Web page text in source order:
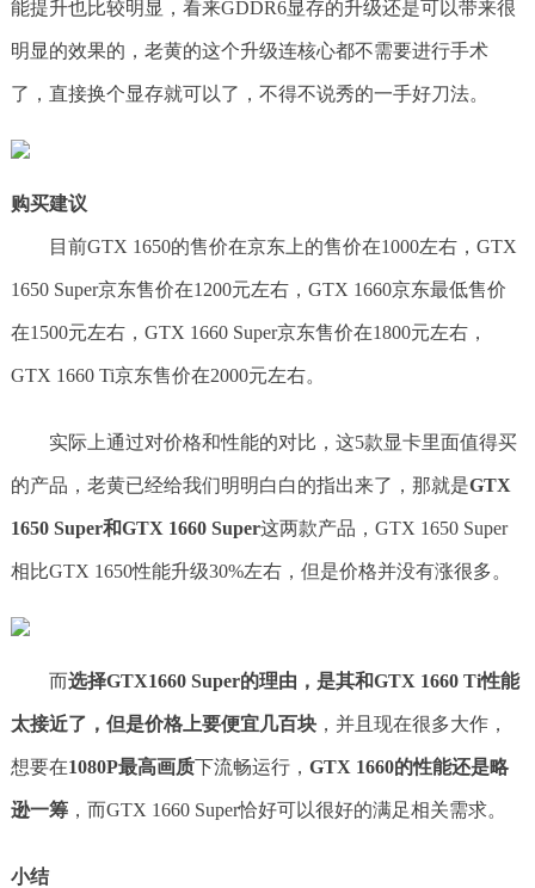
能提升也比较明显，看来GDDR6显存的升级还是可以带来很
明显的效果的，老黄的这个升级连核心都不需要进行手术
了，直接换个显存就可以了，不得不说秀的一手好刀法。
购买建议
目前GTX 1650的售价在京东上的售价在1000左右，GTX
1650 Super京东售价在1200元左右，GTX 1660京东最低售价
在1500元左右，GTX 1660 Super京东售价在1800元左右，
GTX 1660 Ti京东售价在2000元左右。
实际上通过对价格和性能的对比，这5款显卡里面值得买
的产品，老黄已经给我们明明白白的指出来了，那就是GTX
1650 Super和GTX 1660 Super这两款产品，GTX 1650 Super
相比GTX 1650性能升级30%左右，但是价格并没有涨很多。
而选择GTX1660 Super的理由，是其和GTX 1660 Ti性能
太接近了，但是价格上要便宜几百块，并且现在很多大作，
想要在1080P最高画质下流畅运行， GTX 1660的性能还是略
逊一筹，而GTX 1660 Super恰好可以很好的满足相关需求。
小结